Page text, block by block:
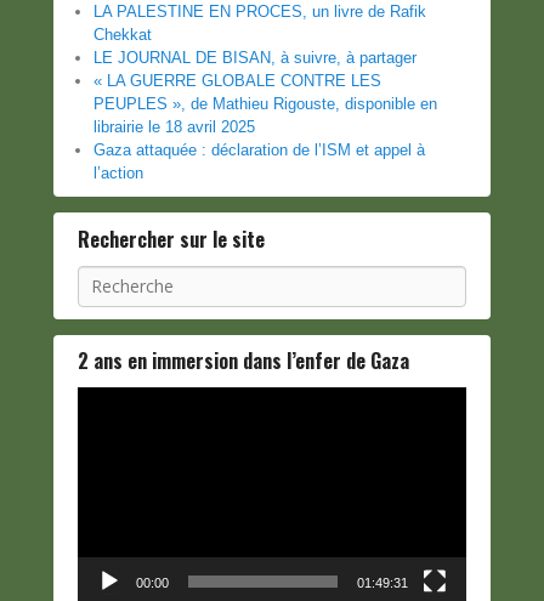
LA PALESTINE EN PROCES, un livre de Rafik
Chekkat
LE JOURNAL DE BISAN, à suivre, à partager
« LA GUERRE GLOBALE CONTRE LES
PEUPLES », de Mathieu Rigouste, disponible en
librairie le 18 avril 2025
Gaza attaquée : déclaration de l’ISM et appel à
l’action
Rechercher sur le site
Recherche
2 ans en immersion dans l’enfer de Gaza
00:00 01:49:31